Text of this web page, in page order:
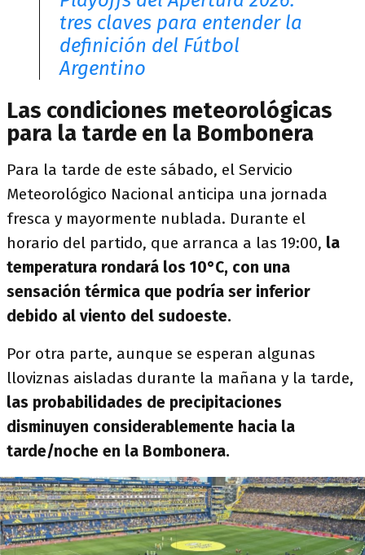
tres claves para entender la
definición del Fútbol
Argentino
Las condiciones meteorológicas
para la tarde en la Bombonera
Para la tarde de este sábado, el Servicio
Meteorológico Nacional anticipa una jornada
fresca y mayormente nublada. Durante el
horario del partido, que arranca a las 19:00, la
temperatura rondará los 10°C, con una
sensación térmica que podría ser inferior
debido al viento del sudoeste.
Por otra parte, aunque se esperan algunas
lloviznas aisladas durante la mañana y la tarde,
las probabilidades de precipitaciones
disminuyen considerablemente hacia la
tarde/noche en la Bombonera.